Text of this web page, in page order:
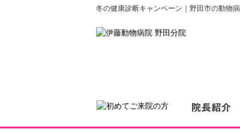
冬の健康診断キャンペーン｜野田市の動物